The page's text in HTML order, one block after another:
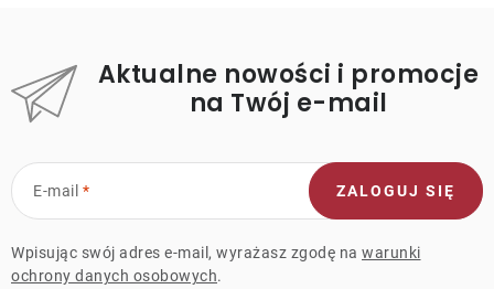
Aktualne nowości i promocje
na Twój e-mail
E-mail
Wpisując swój adres e-mail, wyrażasz zgodę na warunki
ochrony danych osobowych.
ZALOGUJ SIĘ